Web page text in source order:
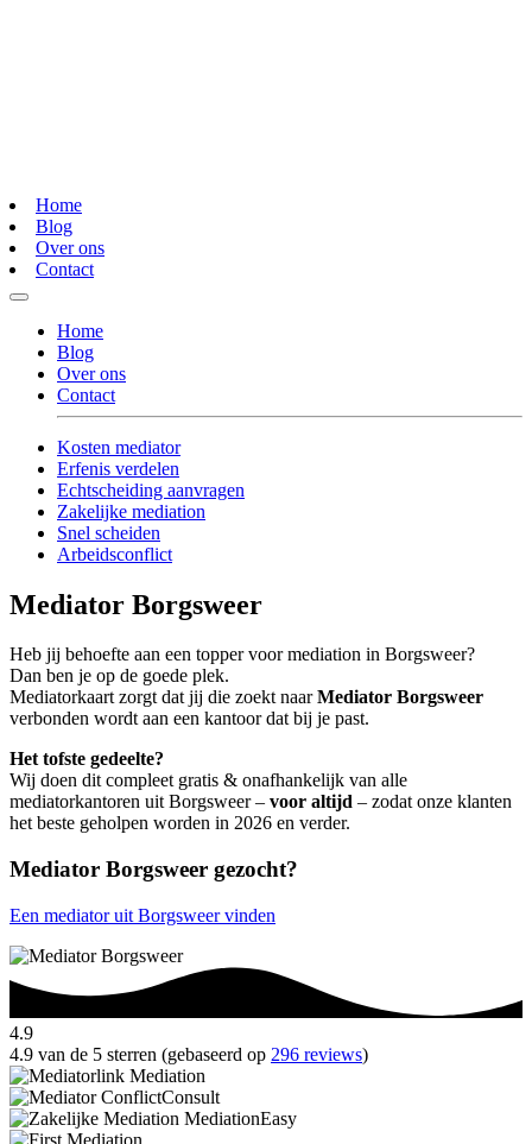
Home
Blog
Over ons
Contact
Home
Blog
Over ons
Contact
Kosten mediator
Erfenis verdelen
Echtscheiding aanvragen
Zakelijke mediation
Snel scheiden
Arbeidsconflict
Mediator Borgsweer
Heb jij behoefte aan een topper voor mediation in Borgsweer?
Dan ben je op de goede plek.
Mediatorkaart zorgt dat jij die zoekt naarMediator Borgsweer
verbonden wordt aan een kantoor dat bij je past.
Het tofste gedeelte?
Wij doen dit compleet gratis & onafhankelijk van alle
mediatorkantoren uit Borgsweer – voor altijd – zodat onze klanten
het beste geholpen worden in 2026 en verder.
Mediator Borgsweer gezocht?
Een mediator uit Borgsweer vinden
4.9
4.9 van de 5 sterren (gebaseerd op 296 reviews)